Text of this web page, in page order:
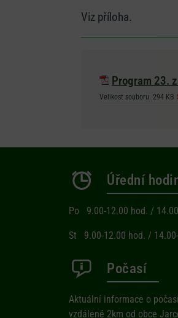
Viz příloha.
Program 23.
Velikost souboru: 294 KB
Úřední
Po 9.00-12.00 hod. /
St 9.00-12.00 hod. /
Počasí
Aktuální informace o
vzdálené 2km od obce